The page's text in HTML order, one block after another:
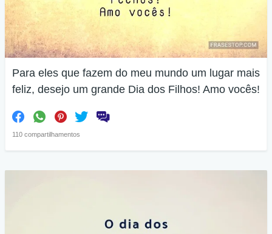
Para eles que fazem do meu mundo um lugar mais
feliz, desejo um grande Dia dos Filhos! Amo vocês!
110 compartilhamentos